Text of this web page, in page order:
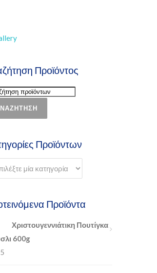
Προϊόντος
Προϊόντων
Προϊόντα
Χριστουγεννιάτικη Πουτίγκα
600g